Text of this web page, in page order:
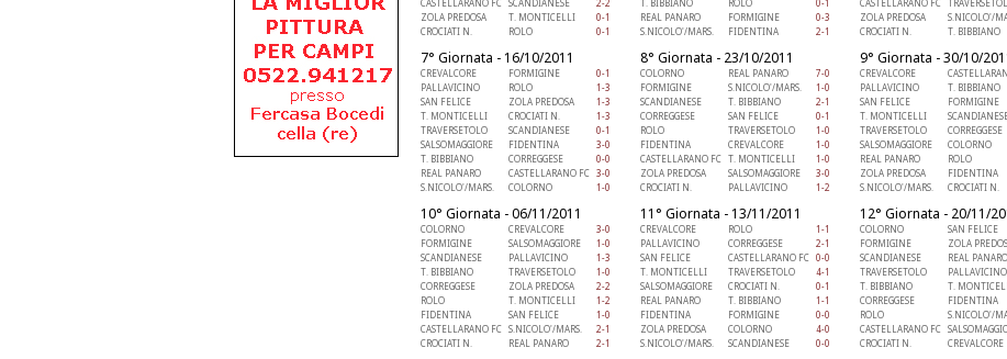
CASTELLARANO FC SCANDIANESE
2-2
ZOLA PREDOSA
T. MONTICELLI
0-1
CROCIATI N.
ROLO 0-1
7° Giornata - 16/10/2011
CREVALCORE FORMIGINE
0-1
PALLAVICINO
ROLO
1-3
SAN FELICE
ZOLA PREDOSA
1-3
T. MONTICELLI
CROCIATI N.
1-3
TRAVERSETOLO
SCANDIANESE
0-1
SALSOMAGGIORE
FIDENTINA
3-0
T. BIBBIANO
CORREGGESE
0-0
REAL PANARO
CASTELLARANO FC 3-0
S.NICOLO'/MARS.
COLORNO 1-0
10° Giornata - 06/11/2011
COLORNO CREVALCORE
3-0
FORMIGINE
SALSOMAGGIORE
1-0
SCANDIANESE
PALLAVICINO
1-3
T. BIBBIANO
TRAVERSETOLO
1-0
CORREGGESE
ZOLA PREDOSA
2-2
ROLO
T. MONTICELLI
1-2
FIDENTINA
SAN FELICE
1-0
CASTELLARANO FC S.NICOLO'/MARS.
2-1
CROCIATI N.
REAL PANARO 2-1
T. BIBBIANO
ROLO
0-1
REAL PANARO
FORMIGINE
0-3
S.NICOLO'/MARS.
FIDENTINA 2-1
8° Giornata - 23/10/2011
COLORNO REAL PANARO
7-0
FORMIGINE
S.NICOLO'/MARS.
1-0
SCANDIANESE
T. BIBBIANO
2-1
CORREGGESE
SAN FELICE
0-1
ROLO
TRAVERSETOLO
1-0
FIDENTINA
CREVALCORE
1-0
CASTELLARANO FC T. MONTICELLI
1-0
ZOLA PREDOSA
SALSOMAGGIORE
3-0
CROCIATI N.
PALLAVICINO 1-2
11° Giornata - 13/11/2011
CREVALCORE ROLO
1-1
PALLAVICINO
CORREGGESE
2-1
SAN FELICE
CASTELLARANO FC 0-0
T. MONTICELLI
TRAVERSETOLO
4-1
SALSOMAGGIORE
CROCIATI N.
0-1
REAL PANARO
T. BIBBIANO
1-1
FIDENTINA
FORMIGINE
0-0
ZOLA PREDOSA
COLORNO
4-0
S.NICOLO'/MARS.
SCANDIANESE 0-0
CASTELLARANO FC
ZOLA PREDOSA
S.NICOLO'/
CROCIATI N.
T. BIBBIANO
9° Giornata - 30/10/
CREVALCORE
PALLAVICINO
T. BIBBIANO
SAN FELICE
FORMIGINE
T. MONTICELLI
TRAVERSETOLO
CORREGGESE
SALSOMAGGIORE
COLORNO
REAL PANARO
ROLO
ZOLA PREDOSA
FIDENTINA
S.NICOLO'/MARS.
CROCIATI N.
12° Giornata - 20/11/
COLORNO SAN FELICE
FORMIGINE
ZOLA
SCANDIANESE
REAL PANARO
TRAVERSETOLO
PALLAVICINO
T. BIBBIANO
T.
CORREGGESE
FIDENTINA
ROLO
S.NICOLO'/
CASTELLARANO FC
CROCIATI N.
CREVALCORE